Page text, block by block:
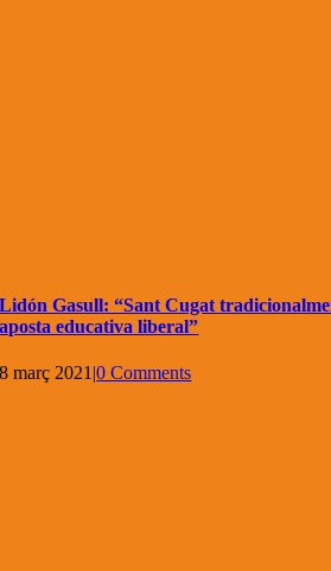
Lidón Gasull: “Sant Cugat
aposta educativa liberal”
8 març 2021 |0 Comments